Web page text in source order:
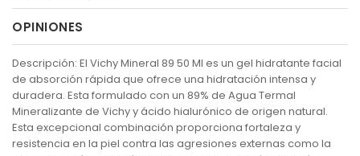
OPINIONES
Descripción: El Vichy Mineral 89 50 Ml es un gel hidratante facial
de absorción rápida que ofrece una hidratación intensa y
duradera. Esta formulado con un 89% de Agua Termal
Mineralizante de Vichy y ácido hialurónico de origen natural.
Esta excepcional combinación proporciona fortaleza y
resistencia en la piel contra las agresiones externas como la